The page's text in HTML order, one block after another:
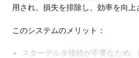
用され、損失を排除し、効率を向上
このシステムのメリット：
スターデルタ接続が不要なため